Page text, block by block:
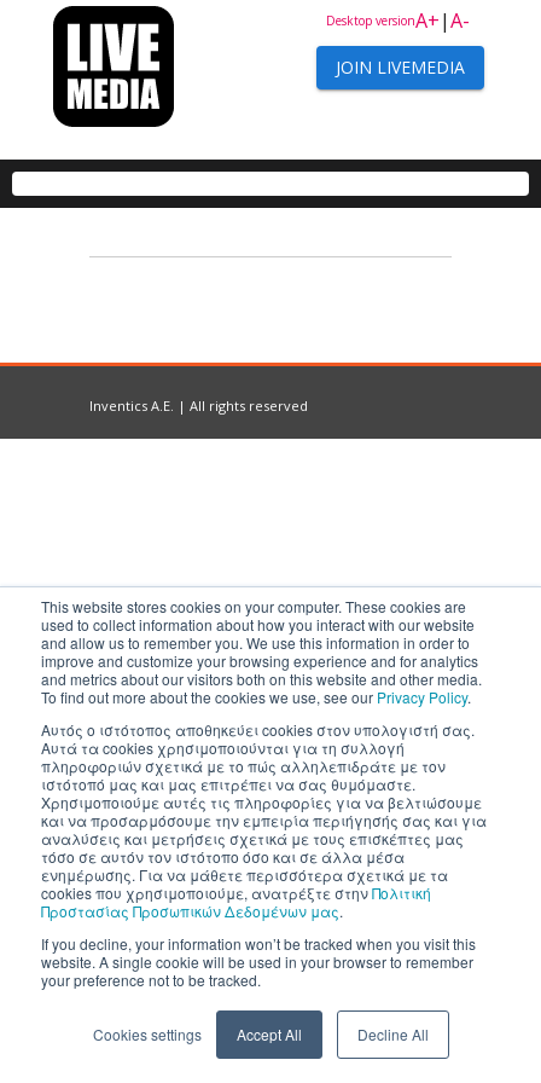
This website stores cookies on your computer. These cookies are
used to collect information about how you interact with our website
and allow us to remember you. We use this information in order to
improve and customize your browsing experience and for analytics
and metrics about our visitors both on this website and other media.
To find out more about the cookies we use, see our Privacy Policy.
Αυτός ο ιστότοπος αποθηκεύει cookies στον υπολογιστή σας.
Αυτά τα cookies χρησιμοποιούνται για τη συλλογή
πληροφοριών σχετικά με το πώς αλληλεπιδράτε με τον
ιστότοπό μας και μας επιτρέπει να σας θυμόμαστε.
Χρησιμοποιούμε αυτές τις πληροφορίες για να βελτιώσουμε
και να προσαρμόσουμε την εμπειρία περιήγησής σας και για
αναλύσεις και μετρήσεις σχετικά με τους επισκέπτες μας
τόσο σε αυτόν τον ιστότοπο όσο και σε άλλα μέσα
ενημέρωσης. Για να μάθετε περισσότερα σχετικά με τα
cookies που χρησιμοποιούμε, ανατρέξτε στηνΠολιτική
Προστασίας Προσωπικών Δεδομένων μας.
If you decline, your information won’t be tracked when you visit this
website. A single cookie will be used in your browser to remember
your preference not to be tracked.
Cookies settings Accept All Decline All
A+|A-
Desktop version
JOIN LIVEMEDIA
Inventics A.E. | All rights reserved